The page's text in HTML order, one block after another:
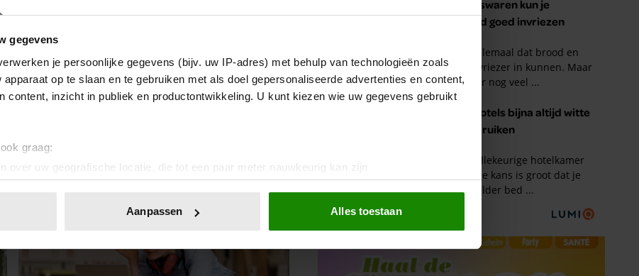
gegevens
je persoonlijke gegevens (bijv. uw IP-adres) met behulp van technologieën zoals
op te slaan en te gebruiken met als doel gepersonaliseerde advertenties en content,
content, inzicht in publiek en productontwikkeling. U kunt kiezen wie uw gegevens gebruikt
graag:
over uw geografische locatie, die tot een paar meter nauwkeurig kan zijn
door het actief te scannen op specifieke eigenschappen (fingerprinting)
of intrekken in de Cookieverklaring.
en advertenties te personaliseren, om functies voor social media te bieden en om ons
Ook delen we informatie over uw gebruik van onze site met onze partners voor social
Aanpassen Alles toestaan
sta weer open’
Mariska van Kolck is al drie jaar vrijgezel. Lange tijd
had ze geen ruimte om iemand beter te leren
kennen, vertelt ze deze week in Weekend.